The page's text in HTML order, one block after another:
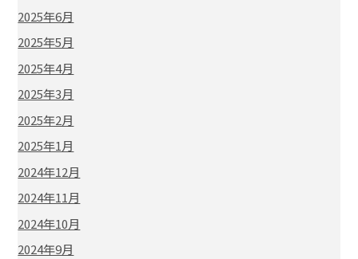
2025年6月
2025年5月
2025年4月
2025年3月
2025年2月
2025年1月
2024年12月
2024年11月
2024年10月
2024年9月